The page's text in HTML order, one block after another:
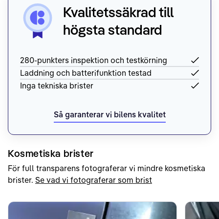
Kvalitetssäkrad till
högsta standard
280-punkters inspektion och testkörning
Laddning och batterifunktion testad
Inga tekniska brister
Så garanterar vi bilens kvalitet
Kosmetiska brister
För full transparens fotograferar vi mindre kosmetiska
brister. Se vad vi fotograferar som brist